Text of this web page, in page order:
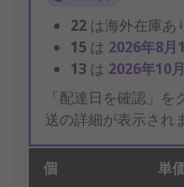
22 は海外在庫あ
15 は 2026年8月
13 は 2026年10
「配達日を確認」
送の詳細が表示され
個 単